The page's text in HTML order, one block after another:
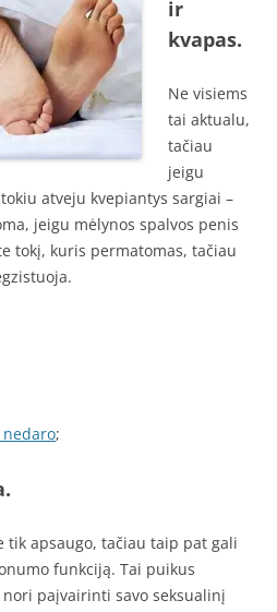
ir
kvapas.
Ne visiems
tai aktualu,
tačiau
jeigu
atveju kvepiantys sargiai –
jeigu mėlynos spalvos penis
tokį, kuris permatomas, tačiau
nedaro;
tik apsaugo, tačiau taip pat gali
funkciją. Tai puikus
paįvairinti savo seksualinį